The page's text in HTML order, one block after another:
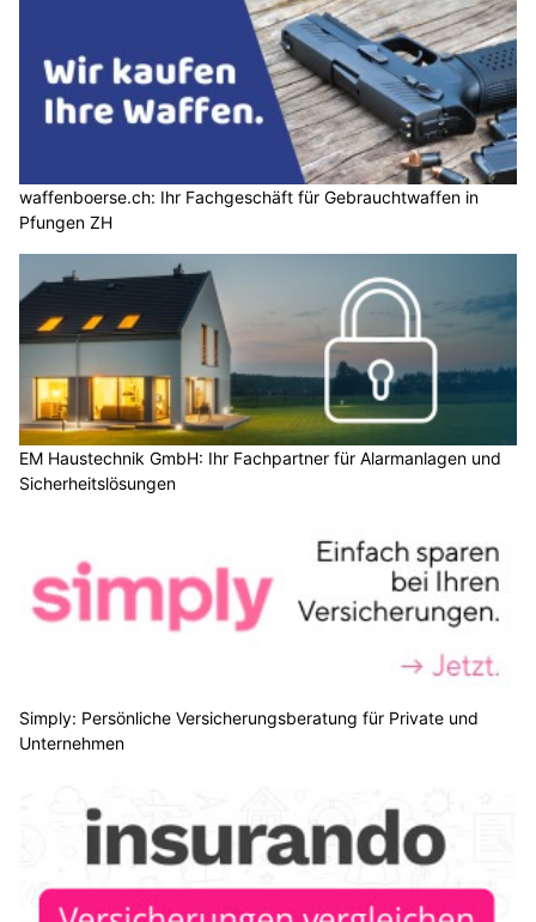
waffenboerse.ch: Ihr Fachgeschäft für Gebrauchtwaffen in
Pfungen ZH
EM Haustechnik GmbH: Ihr Fachpartner für Alarmanlagen und
Sicherheitslösungen
Simply: Persönliche Versicherungsberatung für Private und
Unternehmen